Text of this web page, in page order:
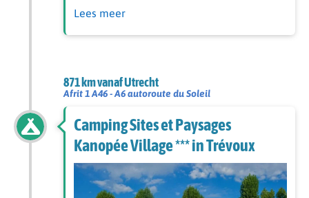
Lees meer
871 km vanaf Utrecht
Afrit 1 A46 - A6 autoroute du Soleil
Camping Sites et Paysages
Kanopée Village *** in Trévoux